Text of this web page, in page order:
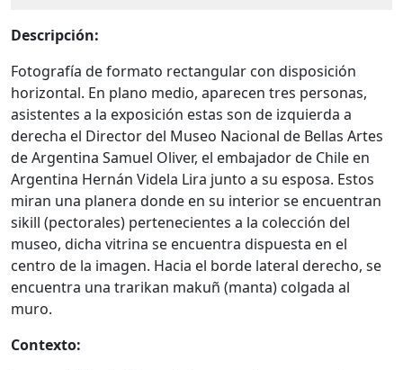
Descripción:
Fotografía de formato rectangular con disposición
horizontal. En plano medio, aparecen tres personas,
asistentes a la exposición estas son de izquierda a
derecha el Director del Museo Nacional de Bellas Artes
de Argentina Samuel Oliver, el embajador de Chile en
Argentina Hernán Videla Lira junto a su esposa. Estos
miran una planera donde en su interior se encuentran
sikill (pectorales) pertenecientes a la colección del
museo, dicha vitrina se encuentra dispuesta en el
centro de la imagen. Hacia el borde lateral derecho, se
encuentra una trarikan makuñ (manta) colgada al
muro.
Contexto: